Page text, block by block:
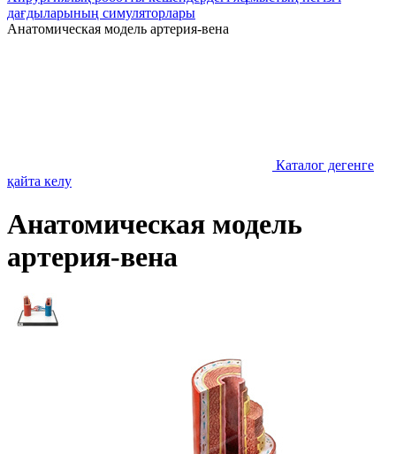
дағдыларының симуляторлары
Анатомическая модель артерия-вена
Каталог дегенге
қайта келу
Анатомическая модель
артерия-вена